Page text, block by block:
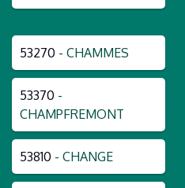
53270 - CHAMMES
53370 -
CHAMPFREMONT
53810 - CHANGE